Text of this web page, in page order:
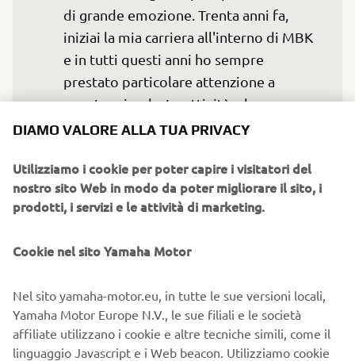
di grande emozione. Trenta anni fa,
iniziai la mia carriera all'interno di MBK
e in tutti questi anni ho sempre
prestato particolare attenzione a
questa azienda. Le attività e la gamma
di prodotti sono in continua evoluzione
di eccellenza, consentendo di produrre i
modelli di punta Yamaha in questa
fabbrica. Tutto questo è stato possibile
dei suoi lavoratori negli ultimi 40 anni.
ringraziare tutti loro. Con lo sguardo
proiettato verso il futuro, era chiaro che
la nuova denominazione Yamaha Motor
DIAMO VALORE ALLA TUA PRIVACY
Utilizziamo i cookie per poter capire i visitatori del
nostro sito Web in modo da poter migliorare il sito, i
prodotti, i servizi e le attività di marketing.
Cookie nel sito Yamaha Motor
Nel sito yamaha-motor.eu, in tutte le sue versioni locali,
Yamaha Motor Europe N.V., le sue filiali e le società
affiliate utilizzano i cookie e altre tecniche simili, come il
linguaggio Javascript e i Web beacon. Utilizziamo cookie